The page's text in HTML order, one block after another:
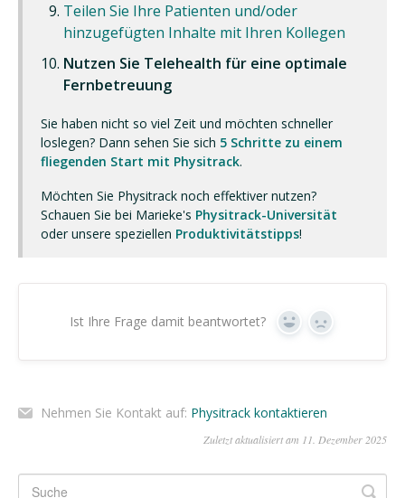
Teilen Sie Ihre Patienten und/oder
hinzugefügten Inhalte mit Ihren Kollegen
Nutzen Sie Telehealth für eine optimale
Fernbetreuung
Sie haben nicht so viel Zeit und möchten schneller
loslegen? Dann sehen Sie sich 5 Schritte zu einem
fliegenden Start mit Physitrack.
Möchten Sie Physitrack noch effektiver nutzen?
Schauen Sie bei Marieke's Physitrack-Universität
oder unsere speziellen Produktivitätstipps!
Ist Ihre Frage damit beantwortet? Ja Nein
Nehmen Sie Kontakt auf: Physitrack kontaktieren
Zuletzt aktualisiert am 11. Dezember 2025